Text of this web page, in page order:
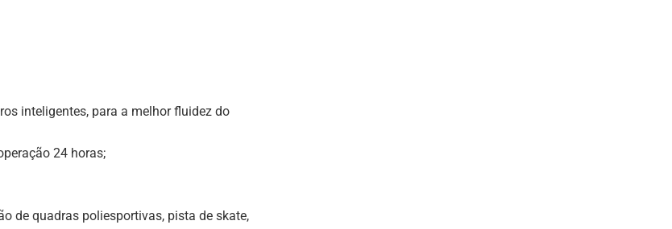
inteligentes, para a melhor fluidez do
24 horas;
de quadras poliesportivas, pista de skate,